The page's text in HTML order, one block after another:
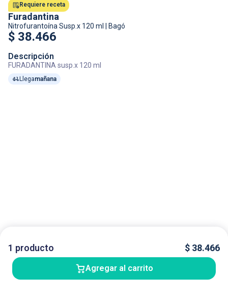
Requiere receta
Furadantina
Nitrofurantoína Susp.x 120 ml Bagó
$ 38.466
Descripción
FURADANTINA susp.x 120 ml
Llegamañana
1 producto $ 38.466
Agregar al carrito